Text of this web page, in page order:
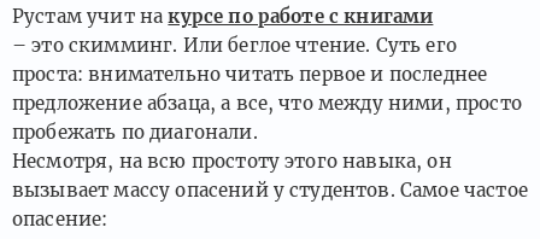
Рустам учит накурсе по работе с книгами
– это скимминг. Или беглое чтение. Суть его
проста: внимательно читать первое и последнее
предложение абзаца, а все, что между ними, просто
пробежать по диагонали.
Несмотря, на всю простоту этого навыка, он
вызывает массу опасений у студентов. Самое частое
опасение: